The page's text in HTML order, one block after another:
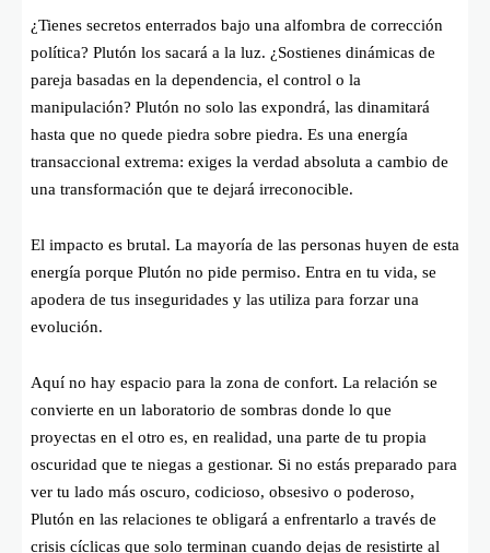
¿Tienes secretos enterrados bajo una alfombra de corrección
política? Plutón los sacará a la luz. ¿Sostienes dinámicas de
pareja basadas en la dependencia, el control o la
manipulación? Plutón no solo las expondrá, las dinamitará
hasta que no quede piedra sobre piedra. Es una energía
transaccional extrema: exiges la verdad absoluta a cambio de
una transformación que te dejará irreconocible.
El impacto es brutal. La mayoría de las personas huyen de esta
energía porque Plutón no pide permiso. Entra en tu vida, se
apodera de tus inseguridades y las utiliza para forzar una
evolución.
Aquí no hay espacio para la zona de confort. La relación se
convierte en un laboratorio de sombras donde lo que
proyectas en el otro es, en realidad, una parte de tu propia
oscuridad que te niegas a gestionar. Si no estás preparado para
ver tu lado más oscuro, codicioso, obsesivo o poderoso,
Plutón en las relaciones te obligará a enfrentarlo a través de
crisis cíclicas que solo terminan cuando dejas de resistirte al